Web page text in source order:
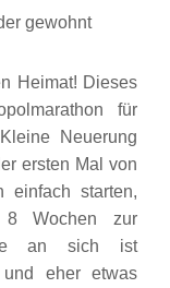
gewohnt
Heimat! Dieses
für
Neuerung
ersten Mal von
einfach starten,
Wochen zur
an sich ist
und eher etwas